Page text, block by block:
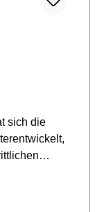
sich die
eines
wird.Mit den